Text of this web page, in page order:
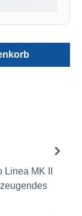
MK II